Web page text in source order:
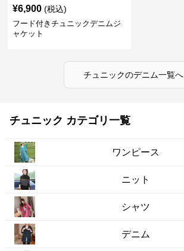
¥6,900 (税込)
フード付きチュニックデニムジ
ャケット
チュニックのデニム一覧へ
チュニック カテゴリ一覧
ワンピース
ニット
シャツ
デニム